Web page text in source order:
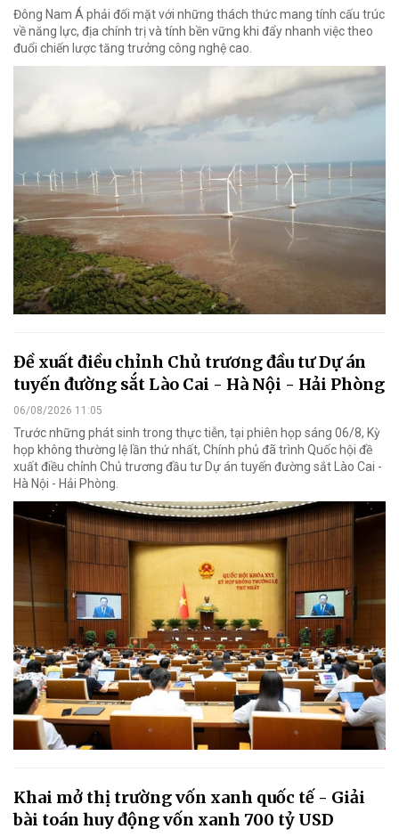
Đông Nam Á phải đối mặt với những thách thức mang tính cấu trúc
về năng lực, địa chính trị và tính bền vững khi đẩy nhanh việc theo
đuổi chiến lược tăng trưởng công nghệ cao.
Đề xuất điều chỉnh Chủ trương đầu tư Dự án
tuyến đường sắt Lào Cai - Hà Nội - Hải Phòng
06/08/2026 11:05
Trước những phát sinh trong thực tiễn, tại phiên họp sáng 06/8, Kỳ
họp không thường lệ lần thứ nhất, Chính phủ đã trình Quốc hội đề
xuất điều chỉnh Chủ trương đầu tư Dự án tuyến đường sắt Lào Cai -
Hà Nội - Hải Phòng.
Khai mở thị trường vốn xanh quốc tế - Giải
bài toán huy động vốn xanh 700 tỷ USD